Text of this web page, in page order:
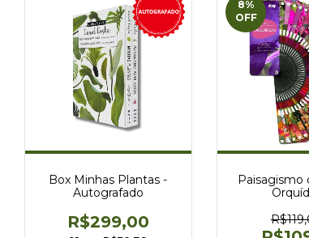
Box Minhas Plantas -
Autografado
R$299,00
8%
OFF
Paisagismo